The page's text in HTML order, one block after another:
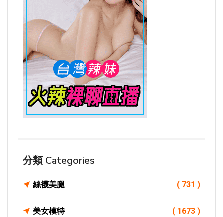
分類 Categories
絲襪美腿 ( 731 )
美女模特 ( 1673 )